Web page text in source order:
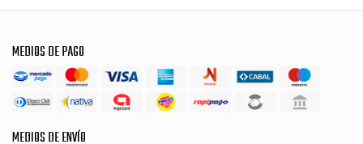
MEDIOS DE PAGO
MEDIOS DE ENVÍO